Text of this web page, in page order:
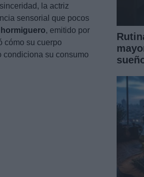
la actriz
sensorial que pocos
hormiguero, emitido por
cómo su cuerpo
condiciona su consumo